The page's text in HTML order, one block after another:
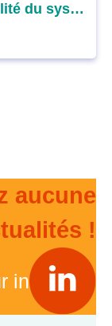
Comment concilier la soutenabilité du système et l’efficience des dépenses dans l’accès aux soins : la question du financement ?
aucune
!
in